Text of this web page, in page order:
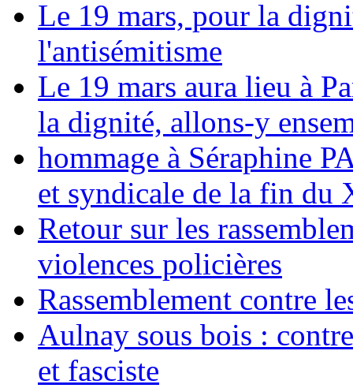
Le 19 mars, pour la
l'antisémitisme
Le 19 mars aura lieu à
la dignité, allons-y
hommage à Séraphine
et syndicale de la fin du
Retour sur les
violences policières
Rassemblement contre
Aulnay sous bois :
et fasciste